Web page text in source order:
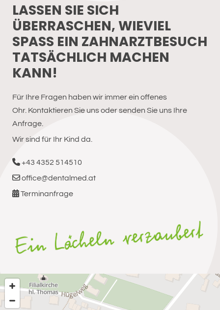
LASSEN SIE SICH
ÜBERRASCHEN, WIEVIEL
SPASS EIN ZAHNARZTBESUCH
TATSÄCHLICH MACHEN
KANN!
Für Ihre Fragen haben wir immer ein offenes
Ohr. Kontaktieren Sie uns oder senden Sie uns Ihre
Anfrage.
Wir sind für Ihr Kind da.
+43 4352 514510
office@dentalmed.at
Terminanfrage